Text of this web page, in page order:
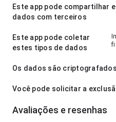
Este app pode compartilhar
dados com terceiros
Este app pode coletar
estes tipos de dados
Os dados são
Você pode solicitar a
Avaliações e resenhas